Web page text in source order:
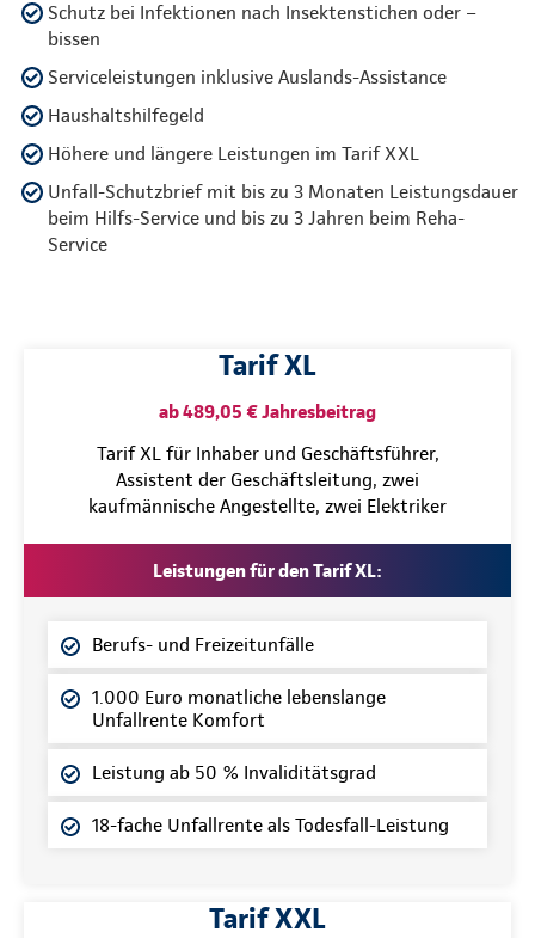
Schutz bei Infektionen nach Insektenstichen oder –
bissen
Serviceleistungen inklusive Auslands-Assistance
Haushaltshilfegeld
Höhere und längere Leistungen im Tarif XXL
Unfall-Schutzbrief mit bis zu 3 Monaten Leistungsdauer
beim Hilfs-Service und bis zu 3 Jahren beim Reha-
Service
Tarif XL
ab 489,05 € Jahresbeitrag
Tarif XL für Inhaber und Geschäftsführer,
Assistent der Geschäftsleitung, zwei
kaufmännische Angestellte, zwei Elektriker
Leistungen für den Tarif XL:
Berufs- und Freizeitunfälle
1.000 Euro monatliche lebenslange
Unfallrente Komfort
Leistung ab 50 % Invaliditätsgrad
18-fache Unfallrente als Todesfall-Leistung
Tarif XXL